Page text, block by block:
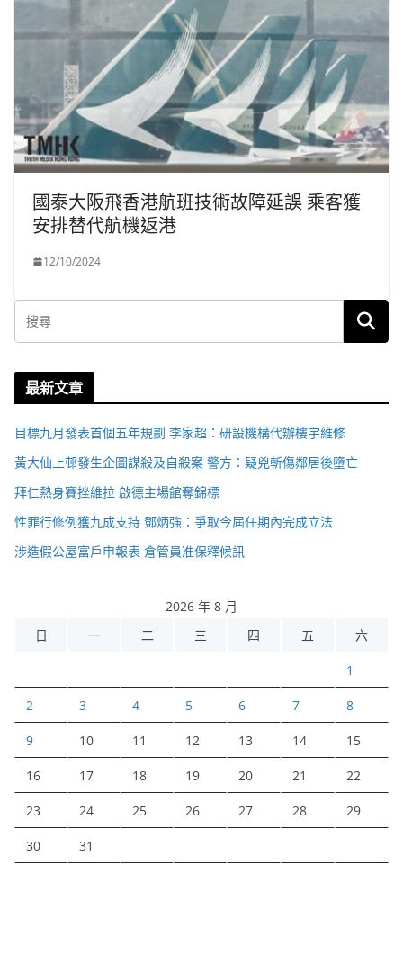
國泰大阪飛香港航班技術故障延誤 乘客獲
安排替代航機返港
12/10/2024
最新文章
目標九月發表首個五年規劃 李家超：研設機構代辦樓宇維修
黃大仙上邨發生企圖謀殺及自殺案 警方：疑兇斬傷鄰居後墮亡
拜仁熱身賽挫維拉 啟德主場館奪錦標
性罪行修例獲九成支持 鄧炳強：爭取今屆任期內完成立法
涉造假公屋富戶申報表 倉管員准保釋候訊
2026 年 8 月
日
一 二 三 四 五 六
1
2 3 4 5 6 7 8
9 10 11 12 13 14 15
16 17 18 19 20 21 22
23 24 25 26 27 28 29
30 31